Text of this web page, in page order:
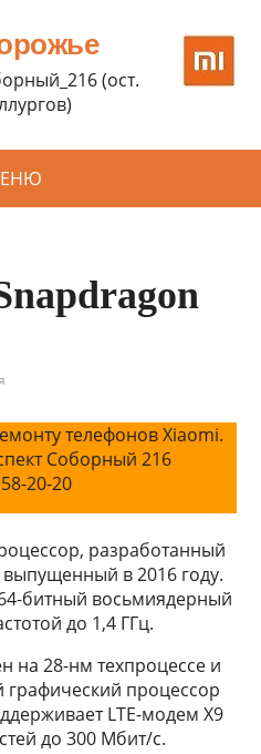
(ост.
телефонов Xiaomi.
Соборный 216
20-20
разработанный
в 2016 году.
битный восьмиядерный
до 1,4 ГГц.
на 28-нм техпроцессе и
процессор
LTE-модем X9
до 300 Мбит/с.